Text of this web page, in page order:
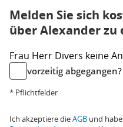
Melden Sie sich
über Alexander zu
Frau Herr Divers keine
vorzeitig abgegangen?
* Pflichtfelder
Ich akzeptiere dieAGB und